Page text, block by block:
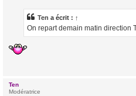
Ten a écrit : ↑
On repart demain matin direction
Ten
Modératrice